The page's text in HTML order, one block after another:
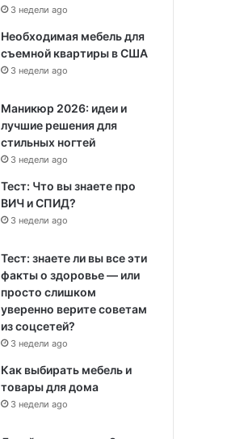
3 недели ago
Необходимая мебель для
съемной квартиры в США
3 недели ago
Маникюр 2026: идеи и
лучшие решения для
стильных ногтей
3 недели ago
Тест: Что вы знаете про
ВИЧ и СПИД?
3 недели ago
Тест: знаете ли вы все эти
факты о здоровье — или
просто слишком
уверенно верите советам
из соцсетей?
3 недели ago
Как выбирать мебель и
товары для дома
3 недели ago